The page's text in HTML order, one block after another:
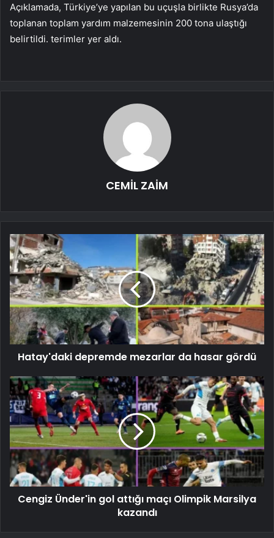
Açıklamada, Türkiye’ye yapılan bu uçuşla birlikte Rusya’da
toplanan toplam yardım malzemesinin 200 tona ulaştığı
belirtildi. terimler yer aldı.
CEMİL ZAİM
Hatay'daki depremde mezarlar da hasar gördü
Cengiz Ünder'in gol attığı maçı Olimpik Marsilya
kazandı